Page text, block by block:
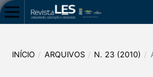
INÍCIO / ARQUIVOS / N. 23 (2010) /